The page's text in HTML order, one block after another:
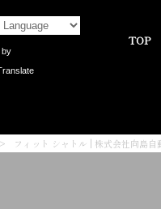
by
TOP
> フィット シャトル | 株式会社向島自